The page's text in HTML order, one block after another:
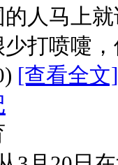
人马上
打喷嚏
[查看全文]